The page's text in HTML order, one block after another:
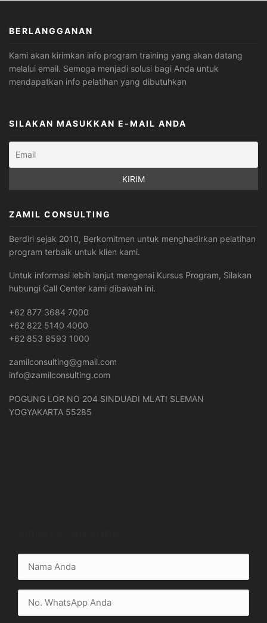
BERLANGGANAN
Kami akan kirimkan info program training yang akan datang
melalui email. Semoga menjadi solusi bagi Anda untuk
mendapatkan info pelatihan yang dibutuhkan
SILAKAN MASUKKAN E-MAIL ANDA
ZAMIL CONSULTING
Berdiri sejak 2010, Berkomitmen untuk menghadirkan pelatihan
program terbaik untuk klien kami.
Untuk informasi lebih lanjut mengenai Kursus Program, Silakan
hubungi Call Center kami dibawah ini.
+62 877 3684 7000
+62 822 5140 4000
+62 853 8593 1000
zamilconsulting@gmail.com
info@zamilconsulting.com
POGUNG LOR NO 204 SINDUADI MLATI SLEMAN
YOGYAKARTA 55285